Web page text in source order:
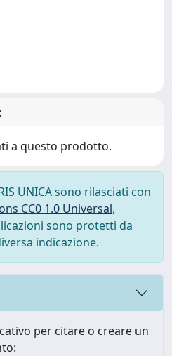
a questo prodotto.
UNICA sono rilasciati con
CC0 1.0 Universal,
sono protetti da
indicazione.
per citare o creare un